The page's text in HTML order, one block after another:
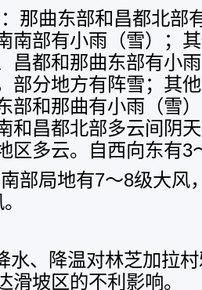
那曲东部和昌都北部
南部有小雨（雪）；
昌都和那曲东部有小
部分地方有阵雪；其
部和那曲有小雨（雪
和昌都北部多云间阴
区多云。自西向东有
部局地有7～8级大风
水、降温对林芝加拉
滑坡区的不利影响。